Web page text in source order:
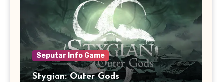
Seputar Info Game
Stygian: Outer Gods